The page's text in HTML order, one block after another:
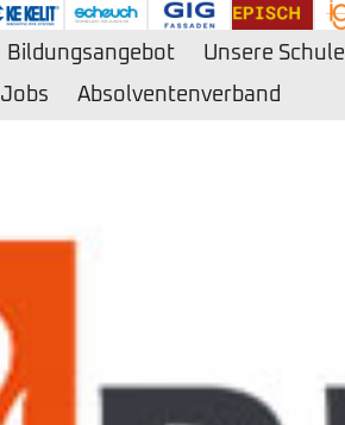
Bildungsangebot Unsere Schule
Jobs Absolventenverband